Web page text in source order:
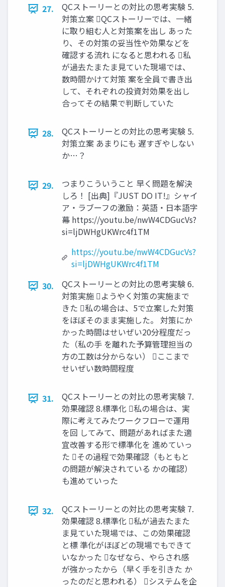
27.
QCストーリーとの対比の思考実験 5.
対策立案 QCストーリーでは、一緒
に取り組む人と対策案を出し あった
り、その対策の妥当性や効果などを
確認する流れ になると思われる 私
が過去たまたま見ていた現場では、
数時間かけて対策 案を全員で書き出
して、それぞれの投資対効果を出し
合ってその結果で判断していた
28.
QCストーリーとの対比の思考実験 5.
対策立案 あまりにも 遅すぎやしない
か…？
29.
つまりこういうこと 早く問題を解決
しろ！ [出典]『JUST DO IT!』シャイ
ア・ラブーフの激励：英語・日本語字
幕 https://youtu.be/nwW4CDGucVs?
si=ljDWHgUKWrc4f1TM
https://youtu.be/nwW4CDGucVs?
si=ljDWHgUKWrc4f1TM
30.
QCストーリーとの対比の思考実験 6.
対策実施 ようやく対策の実施まで
きた 私の場合は、5で立案した対策
をほぼそのまま実施した。 対策にか
かった時間はせいぜい20分程度だっ
た（私の手 を離れた予算管理担当の
方の工数は分からない） ここまで
せいぜい数時間程度
31.
QCストーリーとの対比の思考実験 7.
効果確認 8.標準化 私の場合は、実
際に考えてみたワークフローで運用
を回 してみて、問題があればまた適
宜改善する形で標準化を 進めていっ
た その過程で効果確認（もともと
の問題が解決されている かの確認）
も進めていった
32.
QCストーリーとの対比の思考実験 7.
効果確認 8.標準化 私が過去たまた
ま見ていた現場では、この効果確認
と標 準化がほぼどの現場でもできて
いなかった なぜなら、やらされ感
が強かったから（早く手を引きた か
ったのだと思われる） システムを企